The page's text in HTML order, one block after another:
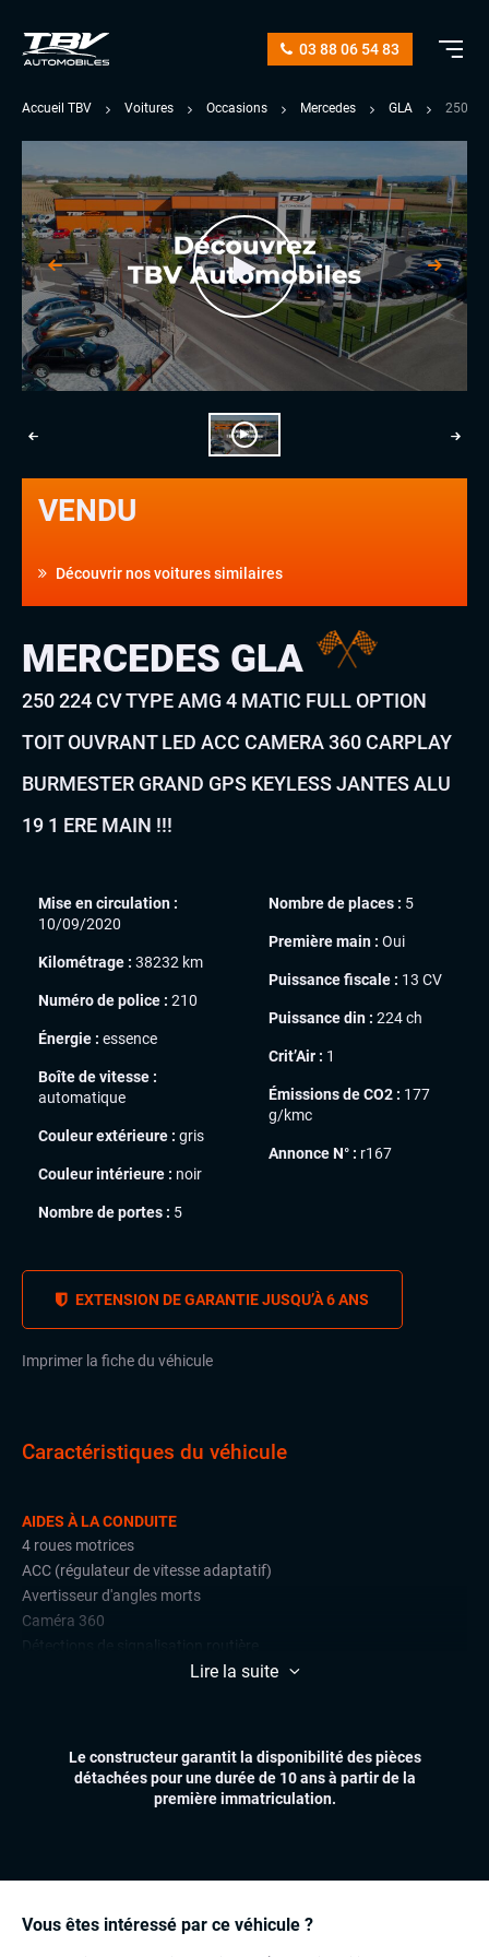
03 88 06 54 83
Accueil TBV Voitures Occasions Mercedes GLA 250
VENDU
Découvrir nos voitures similaires
MERCEDES GLA
250 224 CV TYPE AMG 4 MATIC FULL OPTION
TOIT OUVRANT LED ACC CAMERA 360 CARPLAY
BURMESTER GRAND GPS KEYLESS JANTES ALU
19 1 ERE MAIN !!!
Mise en circulation :
10/09/2020
Kilométrage : 38232 km
Numéro de police : 210
Énergie : essence
Boîte de vitesse :
automatique
Couleur extérieure : gris
Couleur intérieure : noir
Nombre de portes : 5
Nombre de places : 5
Première main : Oui
Puissance fiscale : 13 CV
Puissance din : 224 ch
Crit’Air : 1
Émissions de CO2 : 177
g/kmc
Annonce N° : r167
EXTENSION DE GARANTIE JUSQU’À 6 ANS
Imprimer la fiche du véhicule
Vous êtes intéressé par ce véhicule ?
Caractéristiques du véhicule
AIDES À LA CONDUITE
4 roues motrices
ACC (régulateur de vitesse adaptatif)
Avertisseur d'angles morts
Caméra 360
Front assist (avertisseur anti-collision)
Radars de stationnement avant et arrière
Régulateur et limiteur de vitesse
Feux automatiques
Lire la suite
Le constructeur garantit la disponibilité des pièces
détachées pour une durée de 10 ans à partir de la
première immatriculation.